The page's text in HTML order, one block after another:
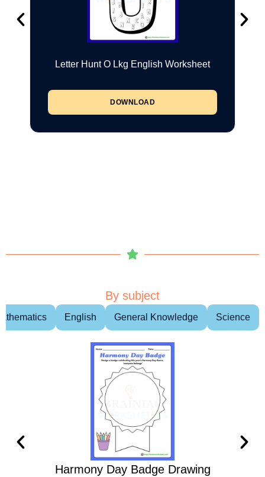
Letter Hunt O Lkg English Worksheet
DOWNLOAD
By subject
English General Knowledge Science
Harmony Day Badge Drawing